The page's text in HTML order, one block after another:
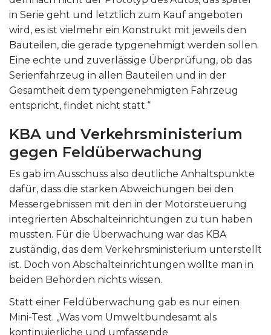
in Serie geht und letztlich zum Kauf angeboten
wird, es ist vielmehr ein Konstrukt mit jeweils den
Bauteilen, die gerade typgenehmigt werden sollen.
Eine echte und zuverlässige Überprüfung, ob das
Serienfahrzeug in allen Bauteilen und in der
Gesamtheit dem typengenehmigten Fahrzeug
entspricht, findet nicht statt.“
KBA und Verkehrsministerium
gegen Feldüberwachung
Es gab im Ausschuss also deutliche Anhaltspunkte
dafür, dass die starken Abweichungen bei den
Messergebnissen mit den in der Motorsteuerung
integrierten Abschalteinrichtungen zu tun haben
mussten. Für die Überwachung war das KBA
zuständig, das dem Verkehrsministerium unterstellt
ist. Doch von Abschalteinrichtungen wollte man in
beiden Behörden nichts wissen.
Statt einer Feldüberwachung gab es nur einen
Mini-Test. „Was vom Umweltbundesamt als
kontinuierliche und umfassende